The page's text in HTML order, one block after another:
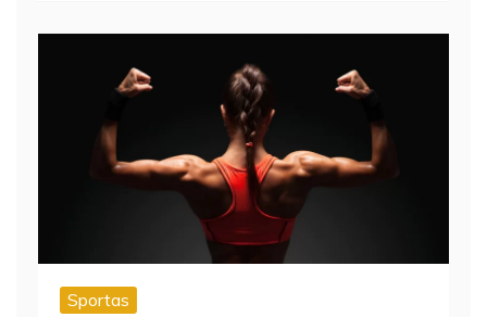
Sportas